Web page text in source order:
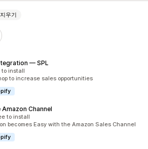
지우기
— SPL
to install
to increase sales opportunities
Channel
to install
becomes Easy with the Amazon Sales Channel